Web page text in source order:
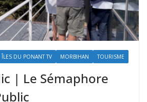
ÎLES DU PONANT TV MORBIHAN TOURISME
| Le Sémaphore